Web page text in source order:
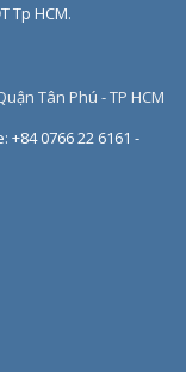
Tp HCM.
Tân Phú - TP HCM
+84 0766 22 6161 -